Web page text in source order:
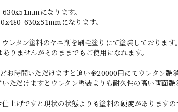
になります。
630x51mmになります。
レタン塗料のヤニ剤を刷毛塗りにて塗装しております。
りませんがそのままでもご使用になれます。
お時間いただけますと追い金20000円にてウレタン艶
ただけますとウレタン塗装よりも耐久性の高い両面
上げですと現状の状態よりも塗料の硬度があります